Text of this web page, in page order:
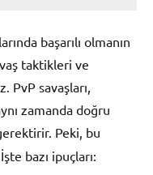
başarılı olmanın
taktikleri ve
PvP savaşları,
zamanda doğru
Peki, bu
bazı ipuçları: